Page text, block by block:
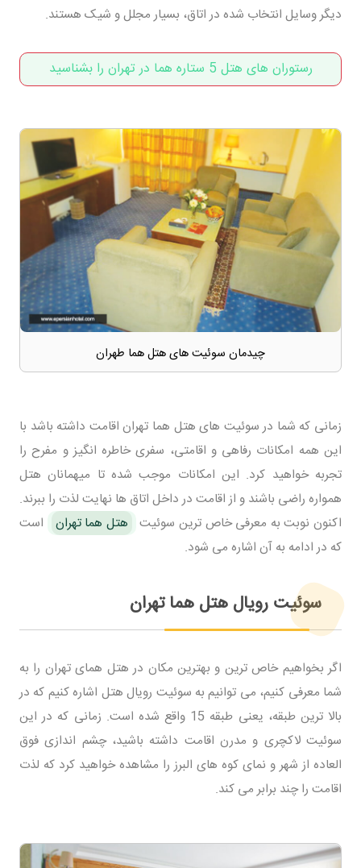
دیگر وسایل انتخاب شده در اتاق، بسیار مجلل و شیک هستند.
رستوران های هتل 5 ستاره هما در تهران را بشناسید
چیدمان سوئیت های هتل هما طهران
زمانی که شما در سوئیت های هتل هما تهران اقامت داشته باشد با
این همه امکانات رفاهی و اقامتی، سفری خاطره انگیز و مفرح را
تجربه خواهید کرد. این امکانات موجب شده تا میهمانان هتل
همواره راضی باشند و از اقامت در داخل اتاق ها نهایت لذت را ببرند.
اکنون نوبت به معرفی خاص ترین سوئیت هتل هما تهران
است
که در ادامه به آن اشاره می شود.
سوئیت رویال هتل هما تهران
اگر بخواهیم خاص ترین و بهترین مکان در هتل همای تهران را به
شما معرفی کنیم، می توانیم به سوئیت رویال هتل اشاره کنیم که در
بالا ترین طبقه، یعنی طبقه 15 واقع شده است. زمانی که در این
سوئیت لاکچری و مدرن اقامت داشته باشید، چشم اندازی فوق
العاده از شهر و نمای کوه های البرز را مشاهده خواهید کرد که لذت
اقامت را چند برابر می کند.